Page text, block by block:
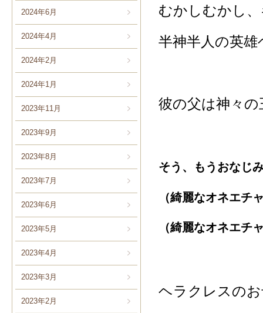
2024年6月
2024年4月
2024年2月
2024年1月
2023年11月
2023年9月
2023年8月
2023年7月
2023年6月
2023年5月
2023年4月
2023年3月
2023年2月
むかしむかし
半神半人の英
彼の父は神々
そう、もうおなじ
（綺麗なオネエチ
（綺麗なオネエチ
ヘラクレスの